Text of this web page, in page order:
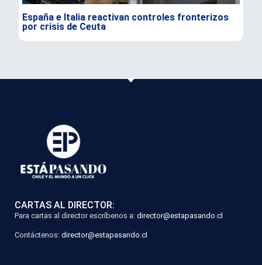
España e Italia reactivan controles fronterizos
por crisis de Ceuta
CARTAS AL DIRECTOR:
Para cartas al director escríbenos a: director@estapasando.cl
Contáctenos: director@estapasando.cl